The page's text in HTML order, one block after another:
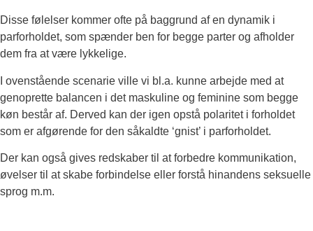
Disse følelser kommer ofte på baggrund af en dynamik i
parforholdet, som spænder ben for begge parter og afholder
dem fra at være lykkelige.
I ovenstående scenarie ville vi bl.a. kunne arbejde med at
genoprette balancen i det maskuline og feminine som begge
køn består af. Derved kan der igen opstå polaritet i forholdet
som er afgørende for den såkaldte ‘gnist’ i parforholdet.
Der kan også gives redskaber til at forbedre kommunikation,
øvelser til at skabe forbindelse eller forstå hinandens seksuelle
sprog m.m.